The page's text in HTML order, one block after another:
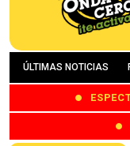
ÚLTIMAS NOTICIAS